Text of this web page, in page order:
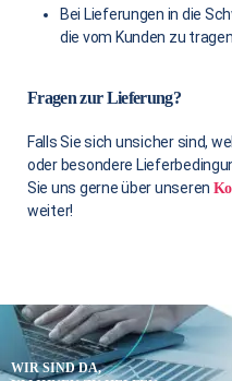
Bei Lieferungen in die
die vom Kunden zu
Fragen zur Lieferung?
Falls Sie sich unsicher sind,
oder besondere
Sie uns gerne über unseren
weiter!
WIR SIND DA,